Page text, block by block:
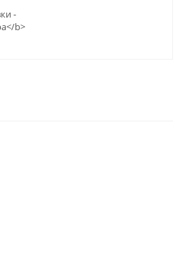
-
b>